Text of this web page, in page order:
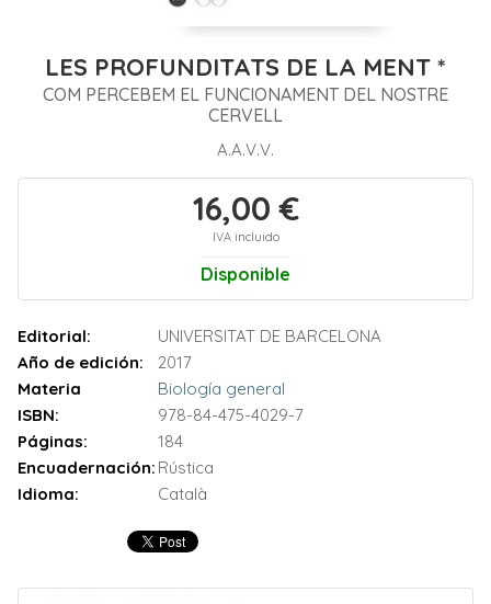
LES PROFUNDITATS DE LA MENT *
COM PERCEBEM EL FUNCIONAMENT DEL NOSTRE
CERVELL
A.A.V.V.
16,00 €
IVA incluido
Disponible
Editorial:
UNIVERSITAT DE BARCELONA
Año de edición:
2017
Materia
Biología general
ISBN:
978-84-475-4029-7
Páginas:
184
Encuadernación: Rústica
Idioma:
Català